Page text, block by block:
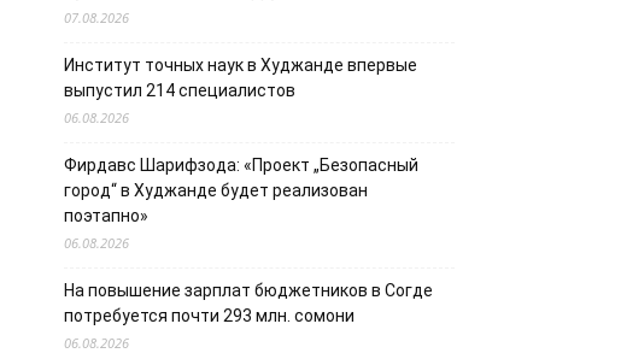
07.08.2026
Институт точных наук в Худжанде впервые
выпустил 214 специалистов
06.08.2026
Фирдавс Шарифзода: «Проект „Безопасный
город“ в Худжанде будет реализован
поэтапно»
06.08.2026
На повышение зарплат бюджетников в Согде
потребуется почти 293 млн. сомони
06.08.2026